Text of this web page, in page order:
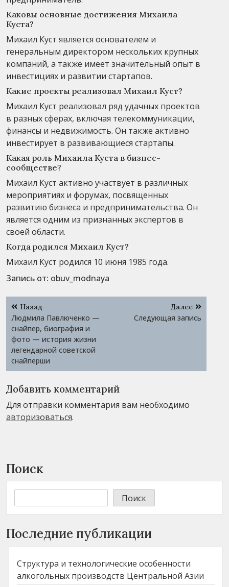
Каковы основные достижения Михаила
Куста?
Михаил Куст является основателем и
генеральным директором нескольких крупных
компаний, а также имеет значительный опыт в
инвестициях и развитии стартапов.
Какие проекты реализовал Михаил Куст?
Михаил Куст реализовал ряд удачных проектов
в разных сферах, включая телекоммуникации,
финансы и недвижимость. Он также активно
инвестирует в развивающиеся стартапы.
Какая роль Михаила Куста в бизнес-
сообществе?
Михаил Куст активно участвует в различных
мероприятиях и форумах, посвященных
развитию бизнеса и предпринимательства. Он
является одним из признанных экспертов в
своей области.
Когда родился Михаил Куст?
Михаил Куст родился 10 июня 1985 года.
Запись от: obuv_modnaya
Навигация
по
записям
Назад
Людмила Павлюченко —
снайпер, биография и
фото — история жизни
легендарной советской
снайперши
Далее
Следующая запись
Добавить комментарий
Для отправки комментария вам необходимо
авторизоваться.
Поиск
Поиск
Последние публикации
Структура и технологические особенности
алкогольных производств Центральной Азии